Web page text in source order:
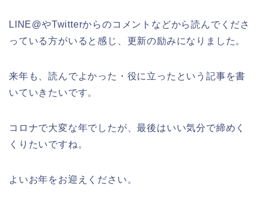
LINE@やTwitterからのコメントなどから読んでくださ
っている方がいると感じ、更新の励みになりました。
来年も、読んでよかった・役に立ったという記事を書
いていきたいです。
コロナで大変な年でしたが、最後はいい気分で締めく
くりたいですね。
よいお年をお迎えください。